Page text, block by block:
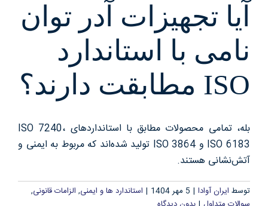
خدمات
پروژه ها
گالری
درباره ما
آیا تجهیزات آدر توان
نامی با استاندارد
ISO مطابقت دارند؟
بله، تمامی محصولات مطابق با استانداردهای ISO 7240،
ISO 6183 و ISO 3864 تولید شده‌اند که مربوط به ایمنی و
آتش‌نشانی هستند.
توسط ایران آوادا | 5 مهر 1404 | استاندارد ها و ایمنی, الزامات قانونی,